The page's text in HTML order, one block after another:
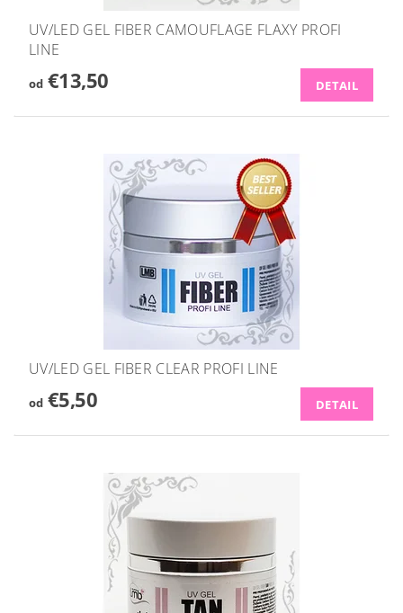
UV/LED GEL FIBER CAMOUFLAGE FLAXY PROFI
LINE
od€13,50 DETAIL
UV/LED GEL FIBER CLEAR PROFI LINE
od€5,50 DETAIL